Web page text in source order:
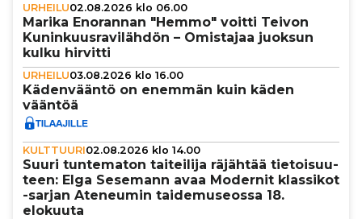
URHEILU02.08.2026 klo 06.00
Marika Enorannan "Hemmo" voitti Teivon
Kunin­kuus­ra­vi­läh­dön – Omistajaa juoksun
kulku hirvitti
URHEILU03.08.2026 klo 16.00
Käden­vääntö on enemmän kuin käden
vääntöä
KULTTUURI02.08.2026 klo 14.00
Suuri tun­te­ma­ton tai­tei­lija räjähtää tie­toi­suu­
teen: Elga Sesemann avaa Modernit klassikot
-sarjan Ateneumin tai­de­mu­se­ossa 18.
elokuuta